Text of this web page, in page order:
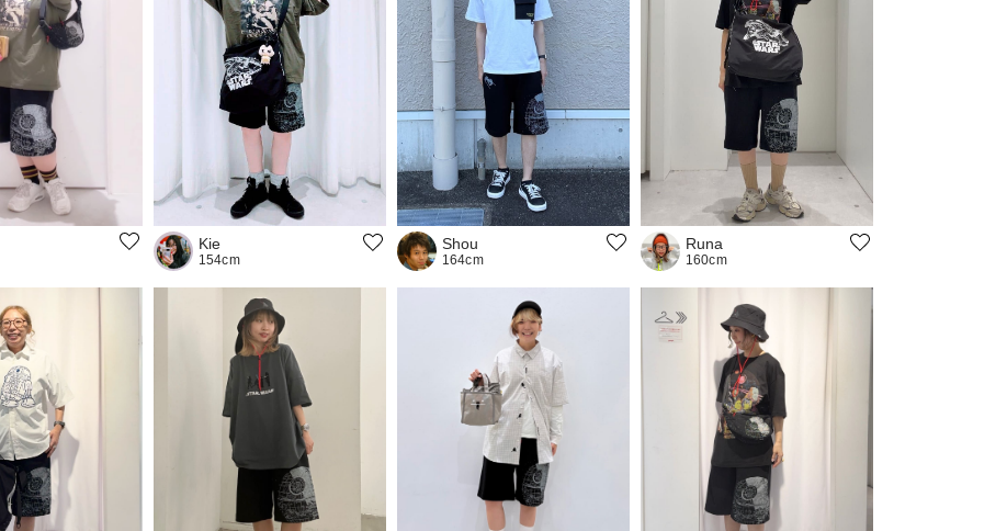
Kie
154cm
Shou
164cm
Runa
160cm